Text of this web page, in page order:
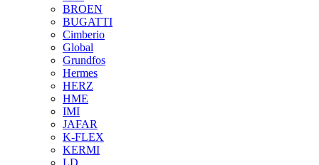
BROEN
BUGATTI
Cimberio
Global
Grundfos
Hermes
HERZ
HME
IMI
JAFAR
K-FLEX
KERMI
LD